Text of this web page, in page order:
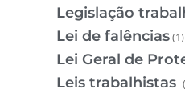
Legislação
Lei de falências(1)
Lei Geral de
Leis trabalhistas